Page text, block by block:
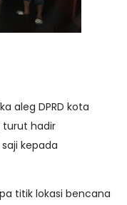
aleg DPRD kota
turut hadir
kepada
titik lokasi bencana